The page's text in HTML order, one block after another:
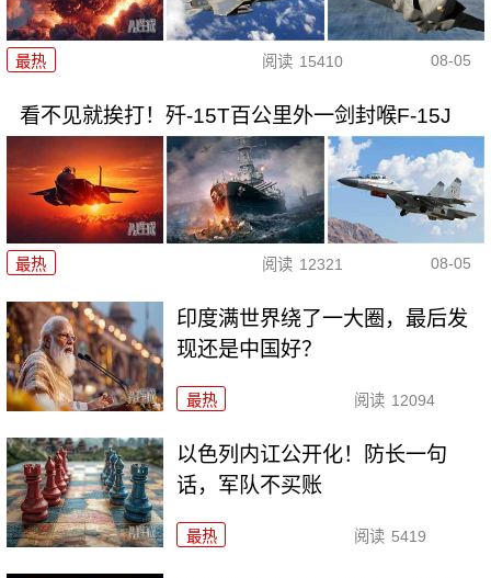
最热 阅读 15410 08-05
看不见就挨打！歼-15T百公里外一剑封喉F-15J
最热 阅读 12321 08-05
印度满世界绕了一大圈，最后发
现还是中国好？
最热 阅读 12094
以色列内讧公开化！防长一句
话，军队不买账
最热 阅读 5419